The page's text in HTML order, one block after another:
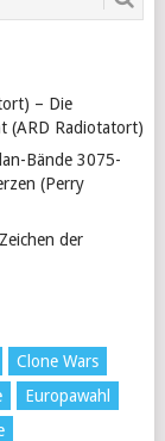
– Die
(ARD Radiotatort)
Bände 3075-
(Perry
der
Clone Wars
Europawahl